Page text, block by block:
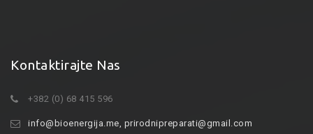
Kontaktirajte Nas
+382 (0) 68 415 596
info@bioenergija.me, prirodnipreparati@gmail.com